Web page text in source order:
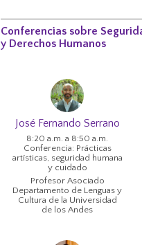
Conferencias sobre
y Derechos Humanos
José Fernando Serrano
8:20 a.m. a 8:50 a.m.
Conferencia: Prácticas
artísticas, seguridad humana
y cuidado
Profesor Asociado
Departamento de Lenguas y
Cultura de la Universidad
de los Andes